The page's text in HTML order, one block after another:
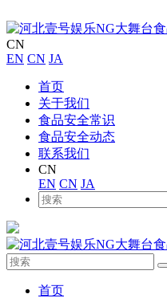
CN
EN CN JA
首页
关于我们
食品安全常识
食品安全动态
联系我们
CN
EN CN JA
首页